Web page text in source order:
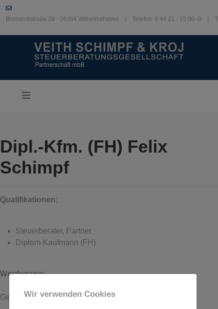
Bismarckstraße 28 - 26384 Wilhelmshaven | Telefon: 0 44 21 - 15 00 -0
Dipl.-Kfm. (FH) Felix
Schimpf
Qualifikationen:
Steuerberater, Partner
Diplom-Kaufmann (FH)
Werdegang:
Geboren 1977 in Osnabrück
Wir verwenden Cookies